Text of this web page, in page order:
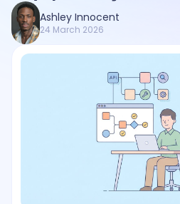
Ashley Innocent
24 March 2026